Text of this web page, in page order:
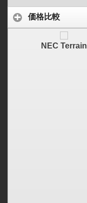
価格比較
NEC Terrain